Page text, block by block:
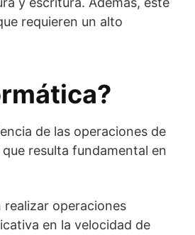
requieren un alto
de las operaciones de
resulta fundamental en
realizar operaciones
en la velocidad de